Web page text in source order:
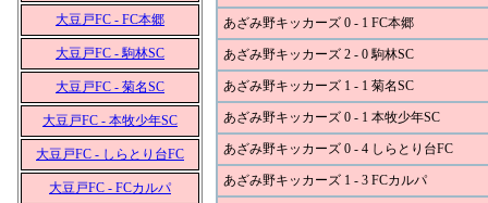
大豆戸FC - FC本郷
大豆戸FC - 駒林SC
大豆戸FC - 菊名SC
大豆戸FC - 本牧少年SC
大豆戸FC - しらとり台FC
大豆戸FC - FCカルパ
あざみ野キッカーズ 0 - 1 FC本郷
あざみ野キッカーズ 2 - 0 駒林SC
あざみ野キッカーズ 1 - 1 菊名SC
あざみ野キッカーズ 0 - 1 本牧少年SC
あざみ野キッカーズ 0 - 4 しらとり台FC
あざみ野キッカーズ 1 - 3 FCカルパ